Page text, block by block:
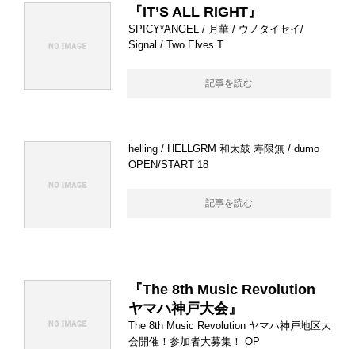
『IT’S ALL RIGHT』
SPICY*ANGEL / 月華 / ウノタイセイ/
Signal / Two Elves T
記事を読む
helling / HELLGRM 和太鼓 寿限無 / dumo
OPEN/START 18
記事を読む
『The 8th Music Revolution
ヤマハ神戸大会』
The 8th Music Revolution ヤマハ神戸地区大
会開催！参加者大募集！ OP